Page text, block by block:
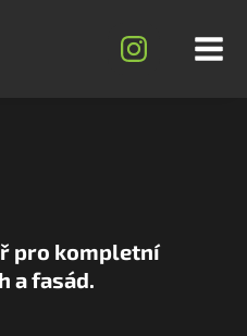
pro kompletní
a fasád.